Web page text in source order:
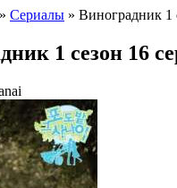
» Сериалы » Виноградник 1
1 сезон 16